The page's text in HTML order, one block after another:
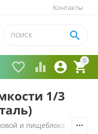
Контакты
0


 

1/3
и пищеблока